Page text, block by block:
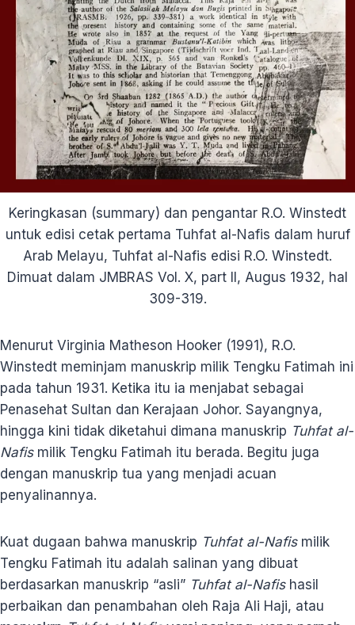
Keringkasan (summary) dan pengantar R.O. Winstedt
untuk edisi cetak pertama Tuhfat al-Nafis dalam huruf
Arab Melayu, Tuhfat al-Nafis edisi R.O. Winstedt.
Dimuat dalam JMBRAS Vol. X, part II, Augus 1932, hal
309-319.
Menurut Virginia Matheson Hooker (1991), R.O.
Winstedt meminjam manuskrip milik Tengku Fatimah ini
pada tahun 1931. Ketika itu ia menjabat sebagai
Penasehat Sultan dan Kerajaan Johor. Sayangnya,
hingga kini tidak diketahui dimana manuskrip Tuhfat al-
Nafis milik Tengku Fatimah itu berada. Begitu juga
dengan manuskrip tua yang menjadi acuan
penyalinannya.
Kuat dugaan bahwa manuskrip Tuhfat al-Nafismilik
Tengku Fatimah itu adalah salinan yang dibuat
berdasarkan manuskrip “asli” Tuhfat al-Nafishasil
perbaikan dan penambahan oleh Raja Ali Haji, atau